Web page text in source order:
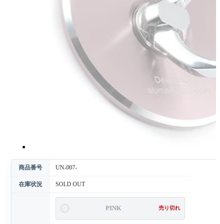
商品番号 UN-007-
在庫状況 SOLD OUT
PINK 売り切れ